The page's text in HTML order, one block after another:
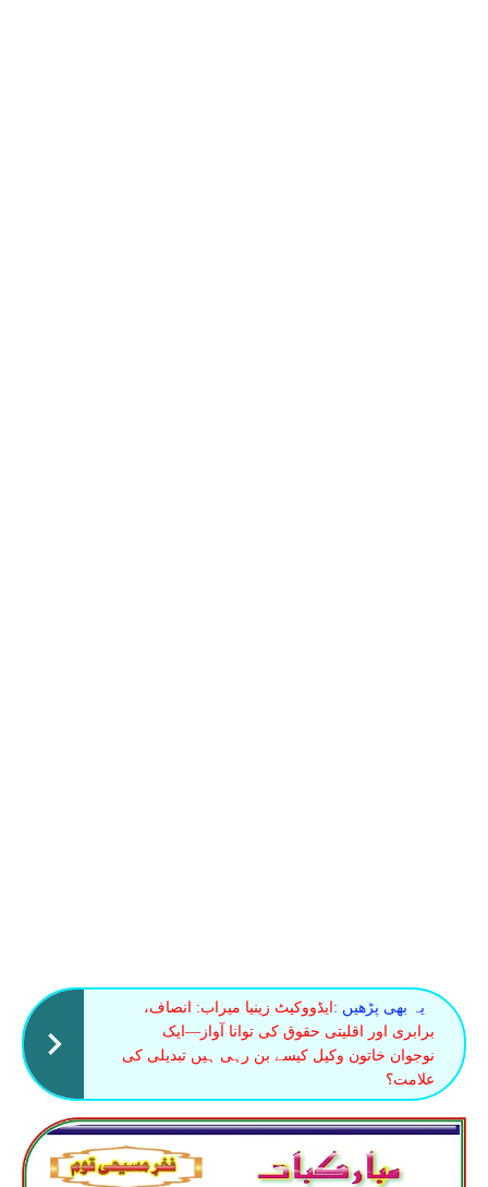
یہ بھی پڑھیں : ایڈووکیٹ زینیا میراب: انصاف،
برابری اور اقلیتی حقوق کی توانا آواز—ایک
نوجوان خاتون وکیل کیسے بن رہی ہیں تبدیلی کی
علامت؟